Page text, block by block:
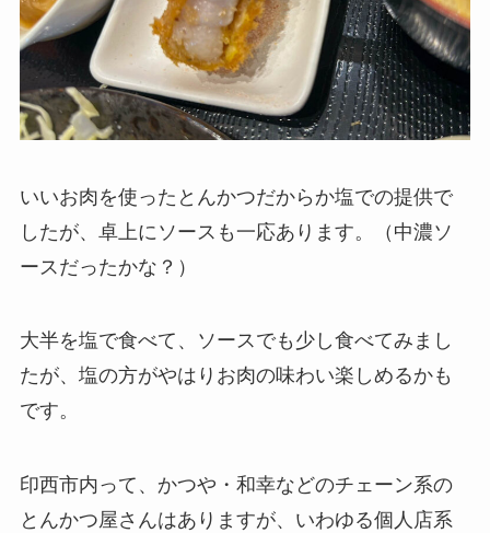
いいお肉を使ったとんかつだからか塩での提供で
したが、卓上にソースも一応あります。（中濃ソ
ースだったかな？）
大半を塩で食べて、ソースでも少し食べてみまし
たが、塩の方がやはりお肉の味わい楽しめるかも
です。
印西市内って、かつや・和幸などのチェーン系の
とんかつ屋さんはありますが、いわゆる個人店系